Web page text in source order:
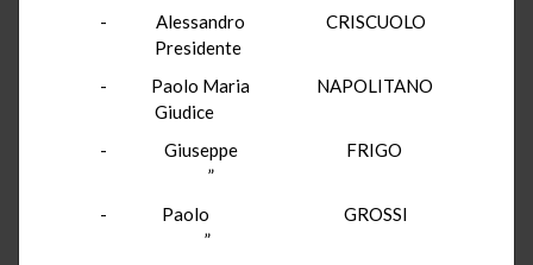
- Alessandro CRISCUOLO
Presidente
- Paolo Maria NAPOLITANO
Giudice
- Giuseppe FRIGO
”
- Paolo GROSSI
”